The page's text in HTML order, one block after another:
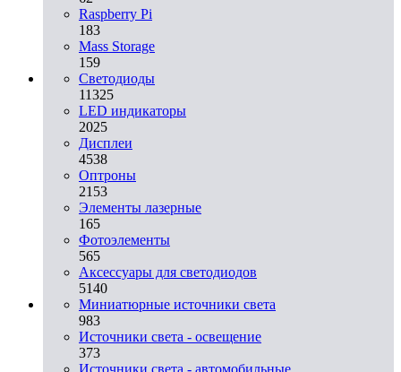
Raspberry Pi
183
Mass Storage
159
Светодиоды
11325
LED индикаторы
2025
Дисплеи
4538
Оптроны
2153
Элементы лазерные
165
Фотоэлементы
565
Аксессуары для светодиодов
5140
Миниатюрные источники света
983
Источники света - освещение
373
Источники света - автомобильные